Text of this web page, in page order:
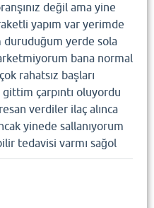
değil ama yine
yapım var yerimde
duruduğum yerde sola
bana normal
rahatsız başları
çarpıntı oluyordu
verdiler ilaç alınca
yinede sallanıyorum
tedavisi varmı sağol